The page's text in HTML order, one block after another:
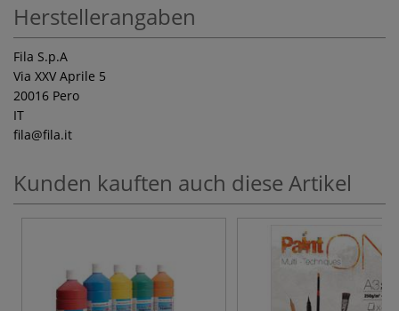
Herstellerangaben
Fila S.p.A
Via XXV Aprile 5
20016 Pero
IT
fila@fila.it
Kunden kauften auch diese Artikel